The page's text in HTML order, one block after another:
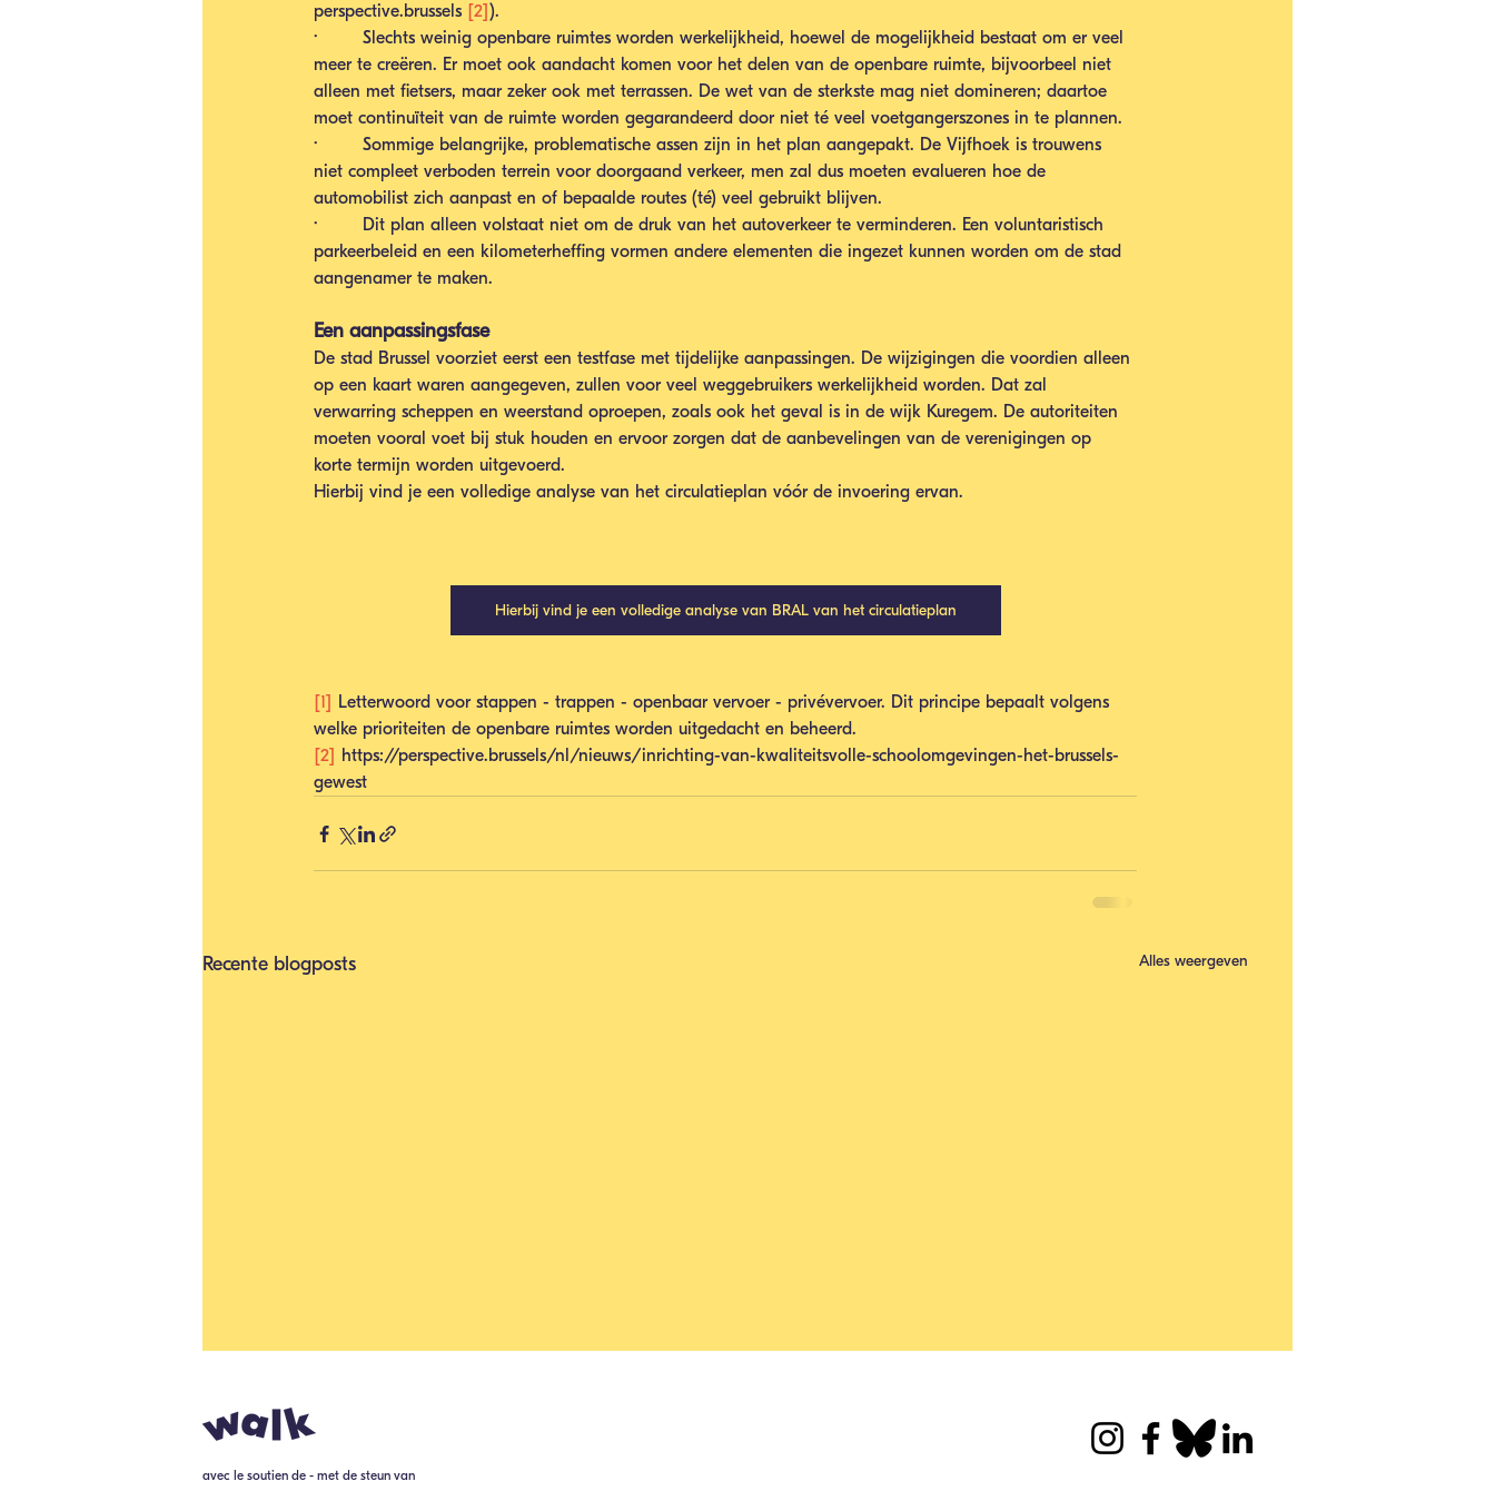
perspective.brussels [2]).
·        Slechts weinig openbare ruimtes worden werkelijkheid, hoewel de mogelijkheid bestaat om er veel
meer te creëren. Er moet ook aandacht komen voor het delen van de openbare ruimte, bijvoorbeel niet
alleen met fietsers, maar zeker ook met terrassen. De wet van de sterkste mag niet domineren; daartoe
moet continuïteit van de ruimte worden gegarandeerd door niet té veel voetgangerszones in te plannen.
·        Sommige belangrijke, problematische assen zijn in het plan aangepakt. De Vijfhoek is trouwens
niet compleet verboden terrein voor doorgaand verkeer, men zal dus moeten evalueren hoe de
automobilist zich aanpast en of bepaalde routes (té) veel gebruikt blijven.
·        Dit plan alleen volstaat niet om de druk van het autoverkeer te verminderen. Een voluntaristisch
parkeerbeleid en een kilometerheffing vormen andere elementen die ingezet kunnen worden om de stad
aangenamer te maken.
Een aanpassingsfase
De stad Brussel voorziet eerst een testfase met tijdelijke aanpassingen. De wijzigingen die voordien alleen
op een kaart waren aangegeven, zullen voor veel weggebruikers werkelijkheid worden. Dat zal
verwarring scheppen en weerstand oproepen, zoals ook het geval is in de wijk Kuregem. De autoriteiten
moeten vooral voet bij stuk houden en ervoor zorgen dat de aanbevelingen van de verenigingen op
korte termijn worden uitgevoerd.
Hierbij vind je een volledige analyse van het circulatieplan vóór de invoering ervan.
Hierbij vind je een volledige analyse van BRAL van het circulatieplan
[1] Letterwoord voor stappen - trappen - openbaar vervoer - privévervoer. Dit principe bepaalt volgens
welke prioriteiten de openbare ruimtes worden uitgedacht en beheerd.
[2] https://perspective.brussels/nl/nieuws/inrichting-van-kwaliteitsvolle-schoolomgevingen-het-brussels-
gewest
Recente blogposts Alles weergeven
Stage-aanbieding
avec le soutien de - met de steun van